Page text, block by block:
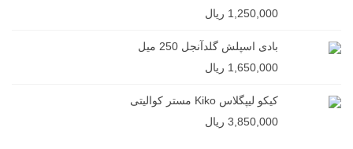
1,250,000 ریال
بادی اسپلش گلدآنجل 250 میل
1,650,000 ریال
کیکو لیپگلاس Kiko مستر کوالیتی
3,850,000 ریال